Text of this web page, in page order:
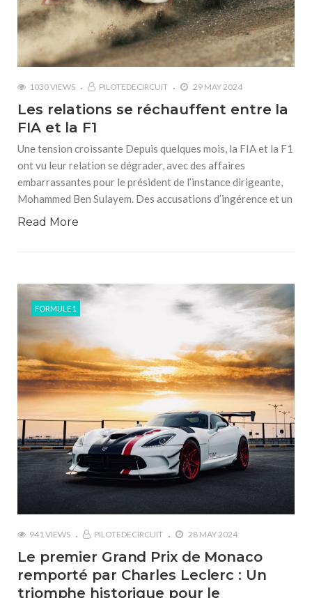
1030 VIEWS PILOTEDECIRCUIT 29 MAY 2024
Les relations se réchauffent entre la
FIA et la F1
Une tension croissante Depuis quelques mois, la FIA et la F1
ont vu leur relation se dégrader, avec des affaires
embarrassantes pour le président de l’instance dirigeante,
Mohammed Ben Sulayem. Des accusations d’ingérence et un
Read More
FORMULE 1
941 VIEWS PILOTEDECIRCUIT 28 MAY 2024
Le premier Grand Prix de Monaco
remporté par Charles Leclerc : Un
triomphe historique pour le